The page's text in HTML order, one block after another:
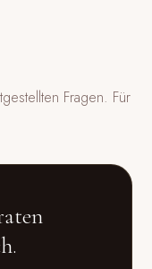
Fragen. Für